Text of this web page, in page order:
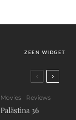
ZEEN WIDGET
Movies Reviews
Palästina 36